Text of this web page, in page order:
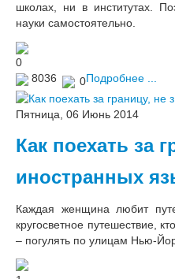
школах, ни в институтах.
науки самостоятельно.
0
8036
0Подробнее ...
Пятница, 06 Июнь 2014
Как поехать за
иностранных
Каждая женщина любит
кругосветное путешествие,
– погулять по улицам Нью-